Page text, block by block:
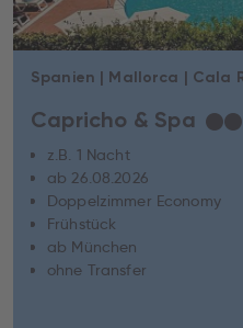
Capricho & Spa ★★
z.B. 1 Nacht
ab 26.08.2026
Doppelzimmer Economy
Frühstück
ab München
ohne Transfer